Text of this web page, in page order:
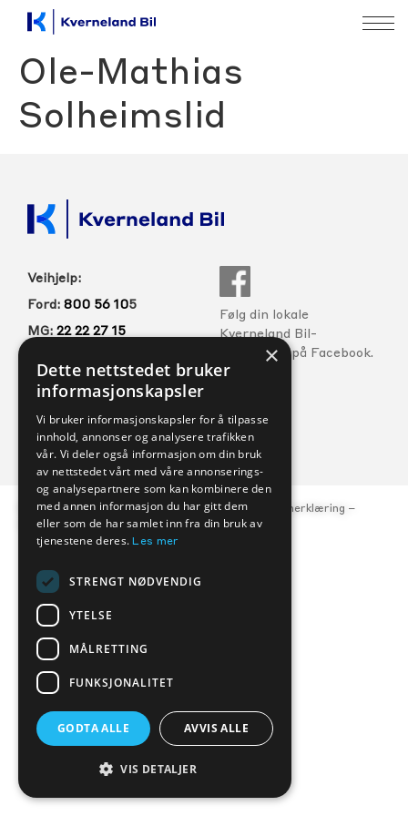
Ole-Mathias
Solheimslid
Veihjelp:
Ford: 800 56 105
MG: 22 22 27 15
Følg din lokale
Kverneland Bil-
forhandler på Facebook.
FORHANDLERE SERVICE
© Kverneland Bil, org.nr. 977 047 684 –Personvernerklæring –
Åpenhetsloven
×
Dette nettstedet bruker
informasjonskapsler
Vi bruker informasjonskapsler for å tilpasse
innhold, annonser og analysere trafikken
vår. Vi deler også informasjon om din bruk
av nettstedet vårt med våre annonserings-
og analysepartnere som kan kombinere den
med annen informasjon du har gitt dem
eller som de har samlet inn fra din bruk av
tjenestene deres.Les mer
STRENGT NØDVENDIG
YTELSE
MÅLRETTING
FUNKSJONALITET
GODTA ALLE AVVIS ALLE
VIS DETALJER